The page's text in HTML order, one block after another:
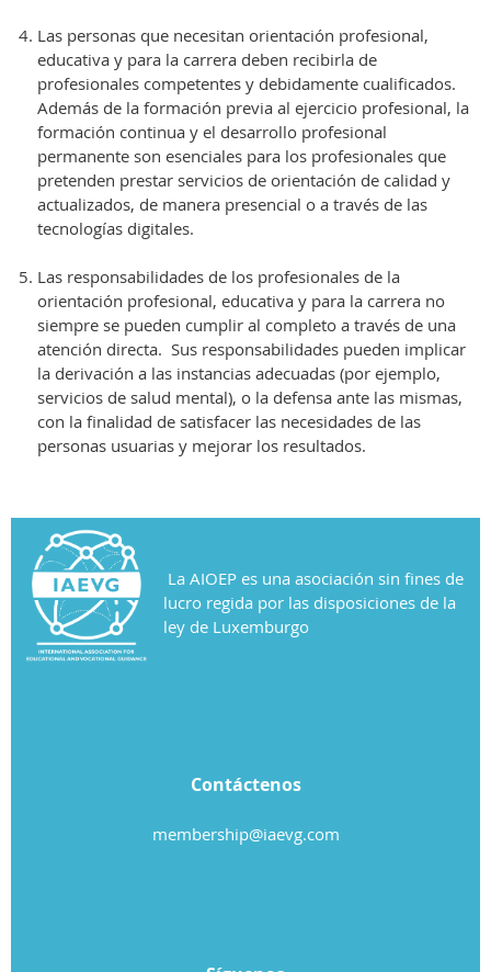
Las personas que necesitan orientación profesional,
educativa y para la carrera deben recibirla de
profesionales competentes y debidamente cualificados.
Además de la formación previa al ejercicio profesional, la
formación continua y el desarrollo profesional
permanente son esenciales para los profesionales que
pretenden prestar servicios de orientación de calidad y
actualizados, de manera presencial o a través de las
tecnologías digitales.
Las responsabilidades de los profesionales de la
orientación profesional, educativa y para la carrera no
siempre se pueden cumplir al completo a través de una
atención directa. Sus responsabilidades pueden implicar
la derivación a las instancias adecuadas (por ejemplo,
servicios de salud mental), o la defensa ante las mismas,
con la finalidad de satisfacer las necesidades de las
personas usuarias y mejorar los resultados.
La AIOEP es una asociación sin fines de
lucro regida por las disposiciones de la
ley de Luxemburgo
Contáctenos
membership@iaevg.com